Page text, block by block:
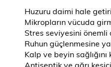
Huzuru daimi hale
Mikropların vücuda
Stres seviyesini önemli
Ruhun güçlenmesine
Kalp ve beyin sağlığını
Antiseptik ve ağrı